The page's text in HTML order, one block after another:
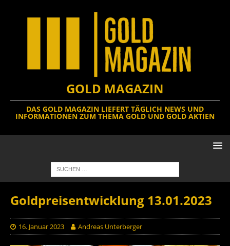
GOLD MAGAZIN
DAS GOLD MAGAZIN LIEFERT TÄGLICH NEWS UND
INFORMATIONEN ZUM THEMA GOLD UND GOLD AKTIEN
Goldpreisentwicklung 13.01.2023
16. Januar 2023 Andreas Unterberger